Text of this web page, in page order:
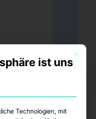
oder
Mit
ist uns
Technologien, mit